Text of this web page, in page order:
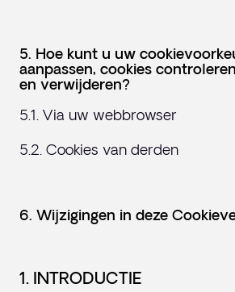
5. Hoe kunt u uw
aanpassen, cookies
en verwijderen?
5.1. Via uw webbrowser
5.2. Cookies van derden
6. Wijzigingen in deze
1. INTRODUCTIE